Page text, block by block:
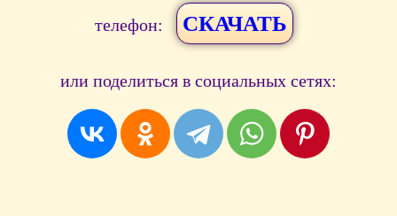
телефон: СКАЧАТЬ
или поделиться в социальных сетях: